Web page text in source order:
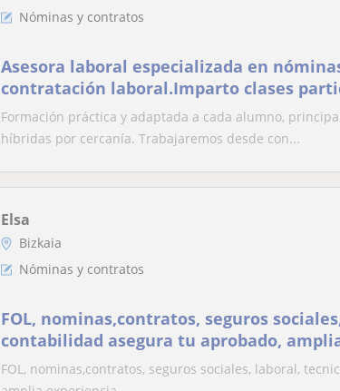
Nóminas y contratos
Asesora laboral especializada en
contratación laboral.Imparto clases
a estudiantes como profesionales
Formación práctica y adaptada a cada alumno,
híbridas por cercanía. Trabajaremos desde con...
Elsa
Bizkaia
Nóminas y contratos
FOL, nominas,contratos, seguros
contabilidad asegura tu aprobado,
FOL, nominas,contratos, seguros sociales, laboral,